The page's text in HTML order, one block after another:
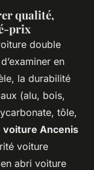
qualité,
prix
double
en
la durabilité
(alu, bois,
tôle,
voiture Ancenis
voiture
abri voiture